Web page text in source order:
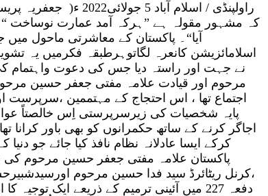
کہ مشہور مقولہ ہے ”ہرکہ آمد عمارت نوساخت “
آیا“۔ پاکستان کے معاشرتی ماحول
نے جہت اور راستہ دیا جس کی دعوت واہتمام
اجتماع تھا ، اس احتجاج کے مہتممین
پایہ شخصیات کی زیرسرپرستی اِس خالصتاً
اجاگر کرنے کے ساتھ حکمرانوں کو بھی باور
کرکے ایسا عادلانہ نظام نافذ کیا جائے جو
پاکستان علامہ مفتی جعفر حسین مرحوم